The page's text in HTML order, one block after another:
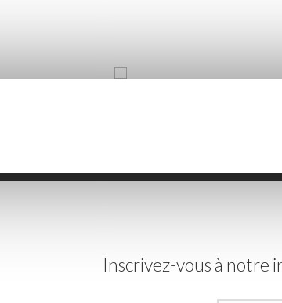
Inscrivez-vous à notre